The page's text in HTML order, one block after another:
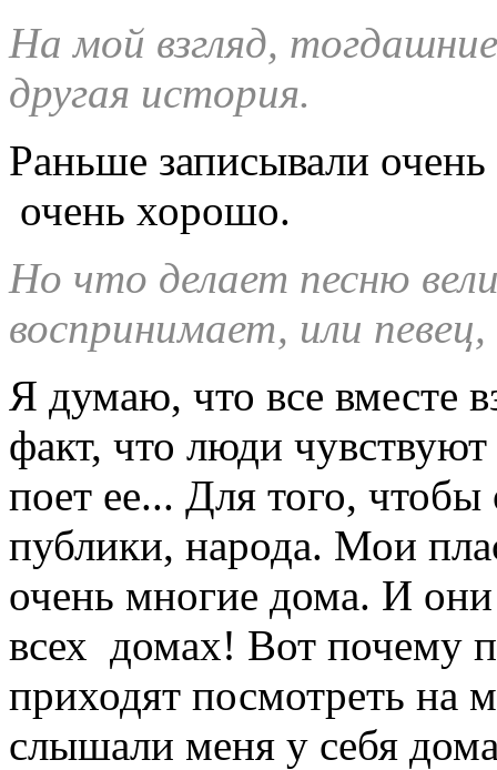
На мой взгляд,
другая история.
Раньше записывали
очень хорошо.
Но что делает песню
воспринимает, или
Я думаю, что все вместе
факт, что люди
поет ее... Для того,
публики, народа. Мои
очень многие дома. И
всех домах! Вот почему
приходят посмотреть на
слышали меня у себя